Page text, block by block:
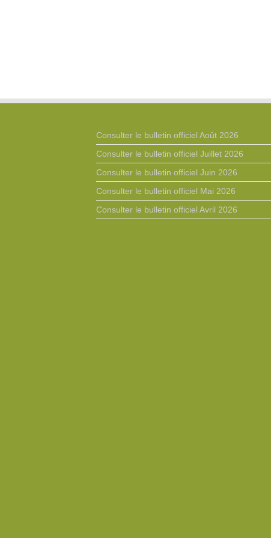
Consulter le bulletin officiel Août 2026
Consulter le bulletin officiel Juillet 2026
Consulter le bulletin officiel Juin 2026
Consulter le bulletin officiel Mai 2026
Consulter le bulletin officiel Avril 2026